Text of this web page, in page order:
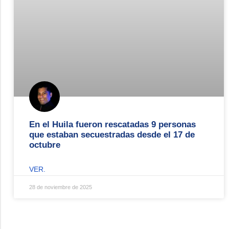
En el Huila fueron rescatadas 9 personas
que estaban secuestradas desde el 17 de
octubre
VER.
28 de noviembre de 2025